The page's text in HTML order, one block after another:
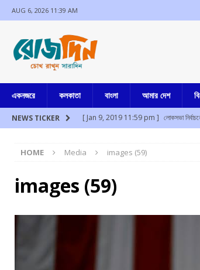
AUG 6, 2026 11:39 AM
একনজরে কলকাতা বাংলা আমার দেশ
NEWS TICKER [ Jan 9, 2019 11:59 pm ] লোকসভা
বাংলা
[ Aug 6, 2026 10:28 am ]
[ Aug 6, 2026 10:26 am ]
[ Aug 6, 2026 3:31 am ] অচল সংসদ
পথ দুর্ঘটনায়
চুরির অপবাদে
HOME Media images (59)
images (59)